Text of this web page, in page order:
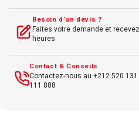
Besoin d’un devis ?
Faites votre demande et
heures
Contact & Conseils
Contactez-nous au +212 520
111 888